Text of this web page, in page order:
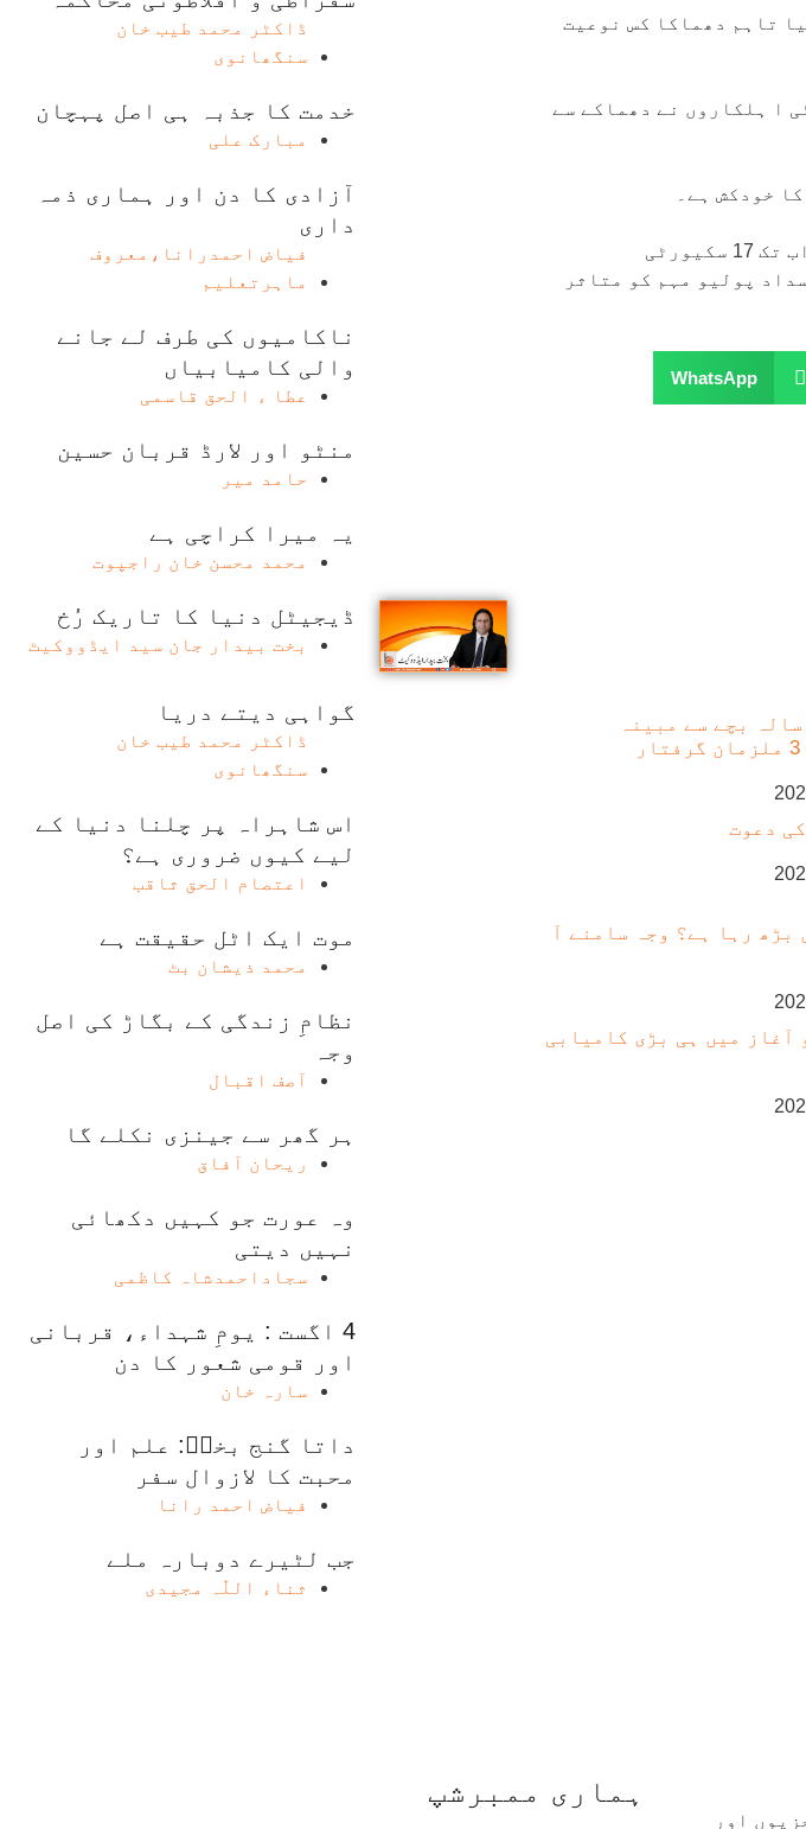
9 کلو مواد استعمال کیا گیا تاہم دھماکا کس نوعیت
ا ہلکاروں نے دھماکے سے
خودکش ہے۔
رواں سال کےپہلے ماہ اب تک دہشت گردی اور ٹارگٹ کلنگ کےتین مختلف واقعات میں اب تک 17 سکیورٹی
پولیو مہم کو متاثر
WhatsApp
ہڑپہ: 12 سالہ بچے سے مبینہ
دعوت
بڑھ رہا ہے؟ وجہ سامنے آ
آغاز میں ہی بڑی کامیابی
ڈاکٹر محمد طیب خان
سنگھانوی
خدمت کا جذبہ ہی اصل پہچان
مبارک علی
آزادی کا دن اور ہماری ذمہ
داری
فیاض احمدرانا،معروف
ماہرتعلیم
ناکامیوں کی طرف لے جانے
والی کامیابیاں
عطا ء الحق قاسمی
منٹو اور لارڈ قربان حسین
حامد میر
یہ میرا کراچی ہے
محمد محسن خان راجپوت
ڈیجیٹل دنیا کا تاریک رُخ
بخت بیدار جان سید ایڈووکیٹ
گواہی دیتے دریا
ڈاکٹر محمد طیب خان
سنگھانوی
اس شاہراہ پر چلنا دنیا کے
لیے کیوں ضروری ہے؟
اعتصام الحق ثاقب
موت ایک اٹل حقیقت ہے
محمد ذیشان بٹ
نظامِ زندگی کے بگاڑ کی اصل
وجہ
آصف اقبال
ہر گھر سے جینزی نکلے گا
ریحان آفاق
وہ عورت جو کہیں دکھائی
نہیں دیتی
سجاداحمدشاہ کاظمی
4 اگست : یومِ شہداء، قربانی
اور قومی شعور کا دن
سارہ خان
داتا گنج بخشؒ: علم اور
محبت کا لازوال سفر
فیاض احمد رانا
جب لٹیرے دوبارہ ملے
ثناء اللّٰہ مجیدی
اور
ہماری ممبرشپ